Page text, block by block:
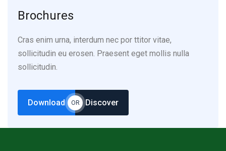
Brochures
Cras enim urna, interdum nec por ttitor vitae,
sollicitudin eu erosen. Praesent eget mollis nulla
sollicitudin.
Download OR Discover